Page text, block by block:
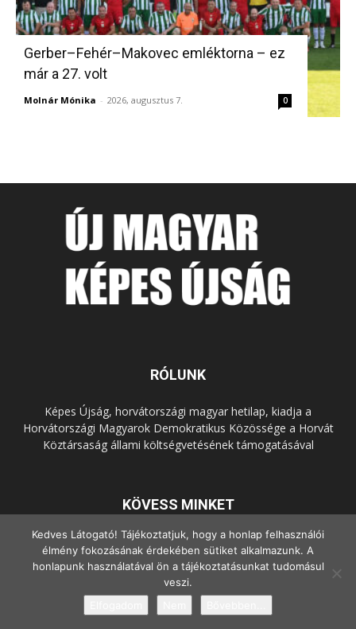
Gerber–Fehér–Makovec emléktorna – ez
már a 27. volt
Molnár Mónika - 2026, augusztus 7. 0
RÓLUNK
Képes Újság, horvátországi magyar hetilap, kiadja a
Horvátországi Magyarok Demokratikus Közössége a Horvát
Köztársaság állami költségvetésének támogatásával
KÖVESS MINKET
© Copyright - 2022 Minden jog fenntartva.
Kedves Látogató! Tájékoztatjuk, hogy a honlap felhasználói
élmény fokozásának érdekében sütiket alkalmazunk. A
honlapunk használatával ön a tájékoztatásunkat tudomásul
veszi.